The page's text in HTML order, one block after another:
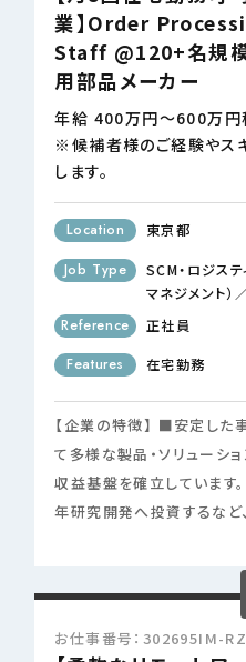
業】Order
Staff @120+名規模
用部品メーカー
年給 400万円～600万円
※候補者様のご経験やス
します。
Location
東京都
Job Type
SCM・ロジステ
マネジメント）
Reference
正社員
Features
在宅勤務
【企業の特徴】 ■安定し
て多様な製品・ソリューシ
収益基盤を確立しています
年研究開発へ投資するな
お仕事番号：302695IM-